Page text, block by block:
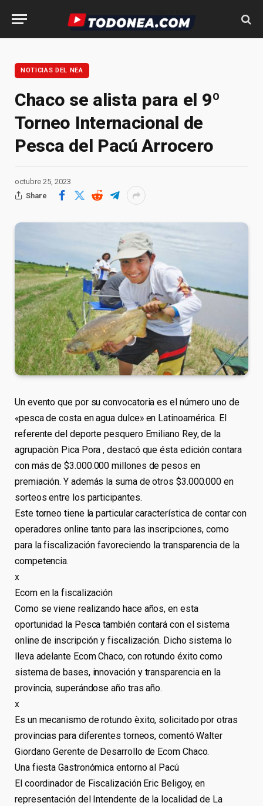
NOTICIAS DEL NEA
Chaco se alista para el 9º
Torneo Internacional de
Pesca del Pacú Arrocero
octubre 25, 2023
Share
Un evento que por su convocatoria es el número uno de
«pesca de costa en agua dulce» en Latinoamérica. El
referente del deporte pesquero Emiliano Rey, de la
agrupaciòn Pica Pora , destacó que ésta edición contara
con más de $3.000.000 millones de pesos en
premiación. Y además la suma de otros $3.000.000 en
sorteos entre los participantes.
Este torneo tiene la particular característica de contar con
operadores online tanto para las inscripciones, como
para la fiscalización favoreciendo la transparencia de la
competencia.
x
Ecom en la fiscalización
Como se viene realizando hace años, en esta
oportunidad la Pesca también contará con el sistema
online de inscripción y fiscalización. Dicho sistema lo
lleva adelante Ecom Chaco, con rotundo éxito como
sistema de bases, innovación y transparencia en la
provincia, superándose año tras año.
x
Es un mecanismo de rotundo èxito, solicitado por otras
provincias para diferentes torneos, comentó Walter
Giordano Gerente de Desarrollo de Ecom Chaco.
Una fiesta Gastronómica entorno al Pacú
El coordinador de Fiscalización Eric Beligoy, en
representación del Intendente de la localidad de La